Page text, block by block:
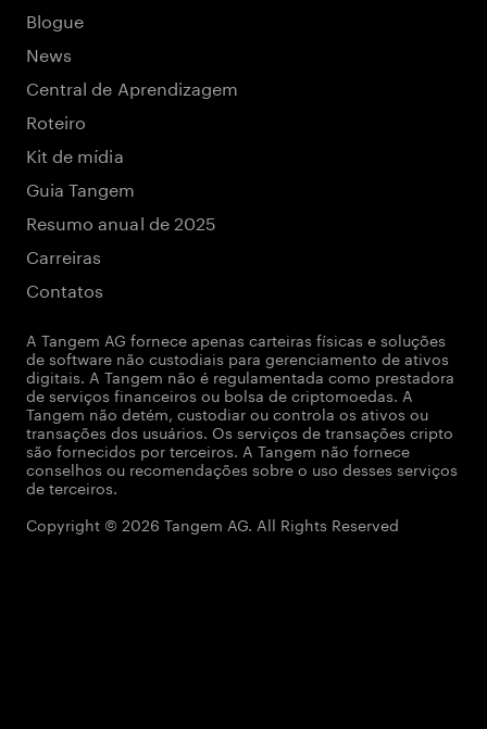
Blogue
News
Central de Aprendizagem
Roteiro
Kit de mídia
Guia Tangem
Resumo anual de 2025
Carreiras
Contatos
A Tangem AG fornece apenas carteiras físicas e soluções
de software não custodiais para gerenciamento de ativos
digitais. A Tangem não é regulamentada como prestadora
de serviços financeiros ou bolsa de criptomoedas. A
Tangem não detém, custodiar ou controla os ativos ou
transações dos usuários. Os serviços de transações cripto
são fornecidos por terceiros. A Tangem não fornece
conselhos ou recomendações sobre o uso desses serviços
de terceiros.